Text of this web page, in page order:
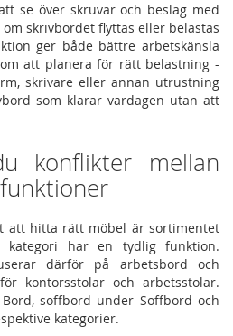
se över skruvar och beslag med
skrivbordet flyttas eller belastas
ger både bättre arbetskänsla
att planera för rätt belastning -
skrivare eller annan utrustning
som klarar vardagen utan att
konflikter mellan
att hitta rätt möbel är sortimentet
kategori har en tydlig funktion.
därför på arbetsbord och
kontorsstolar och arbetsstolar.
soffbord under Soffbord och
kategorier.